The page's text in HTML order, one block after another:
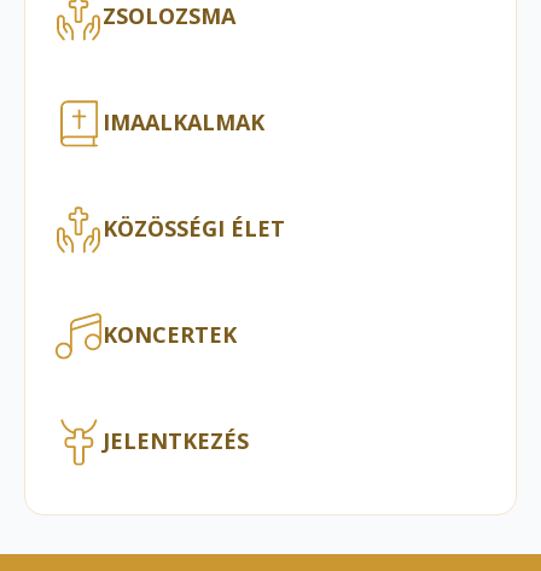
ZSOLOZSMA
IMAALKALMAK
KÖZÖSSÉGI ÉLET
KONCERTEK
JELENTKEZÉS